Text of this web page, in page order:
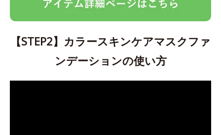
【STEP2】カラースキンケアマスクファ
ンデーションの使い方